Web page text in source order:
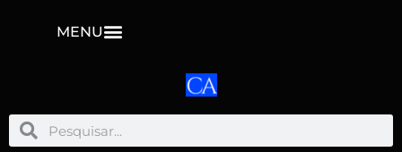
MENU
PesquisarPesquisar